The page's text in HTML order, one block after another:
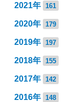
2021年 161
2020年 179
2019年 197
2018年 155
2017年 142
2016年 148